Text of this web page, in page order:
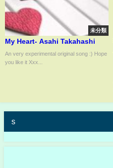
未分類
My Heart- Asahi Takahashi
An very experimental original song :) Hope
you like it Xxx...
s